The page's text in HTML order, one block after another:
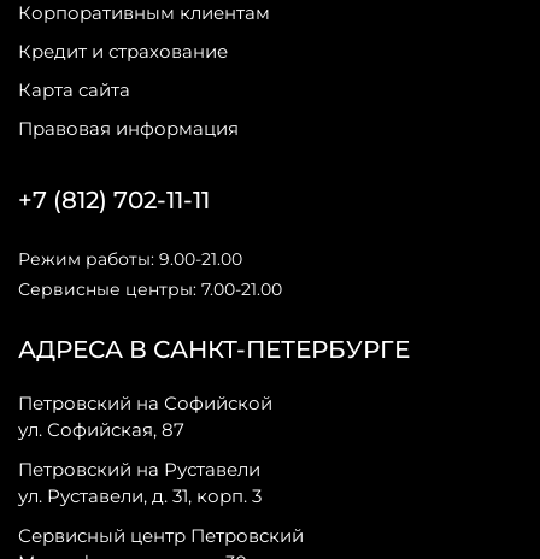
Корпоративным клиентам
Кредит и страхование
Карта сайта
Правовая информация
АДРЕСА В САНКТ-ПЕТЕРБУРГЕ
Петровский на Софийской
ул. Софийская, 87
Петровский на Руставели
ул. Руставели, д. 31, корп. 3
Сервисный центр Петровский
+7 (812) 702-11-11
Режим работы: 9.00-21.00
Сервисные центры: 7.00-21.00